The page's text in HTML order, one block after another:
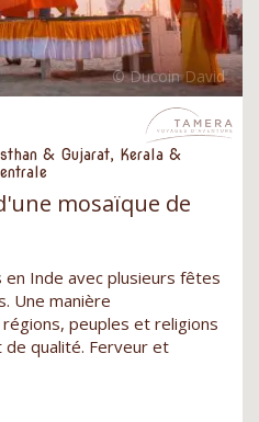
& Gujarat, Kerala &
mosaïque de
Inde avec plusieurs fêtes
Une manière
régions, peuples et religions
de qualité. Ferveur et